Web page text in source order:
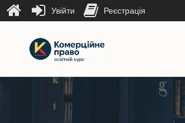
Увійти Реєстрація